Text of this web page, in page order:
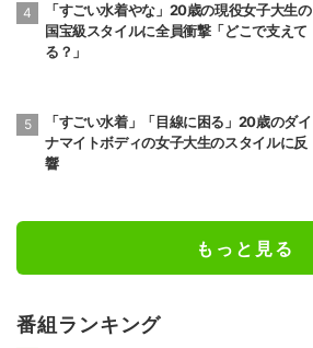
「すごい水着やな」20歳の現役女子大生の
国宝級スタイルに全員衝撃「どこで支えて
る？」
「すごい水着」「目線に困る」20歳のダイ
ナマイトボディの女子大生のスタイルに反
響
もっと見る
番組ランキング